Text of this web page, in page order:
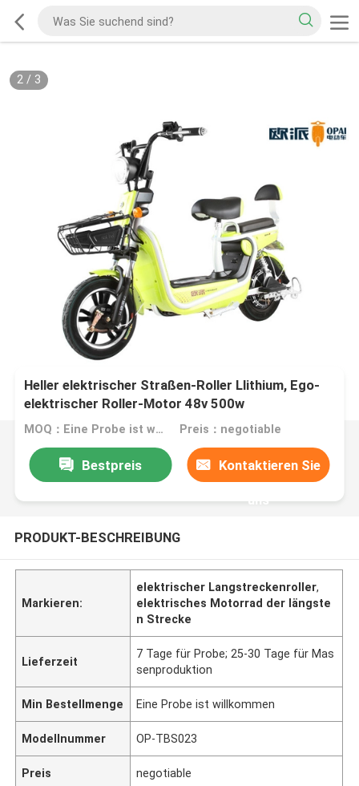
2/ 3
Heller elektrischer Straßen-Roller Llithium, Ego-
elektrischer Roller-Motor 48v 500w
MOQ：Eine Probe ist willkommen Preis：negotiable
Bestpreis Kontaktieren Sie
uns
PRODUKT-BESCHREIBUNG
Markieren:
elektrischer Langstreckenroller,
elektrisches Motorrad der längste
n Strecke
Lieferzeit
7 Tage für Probe; 25-30 Tage für Mas
senproduktion
Min Bestellmenge Eine Probe ist willkommen
Modellnummer OP-TBS023
Preis negotiable